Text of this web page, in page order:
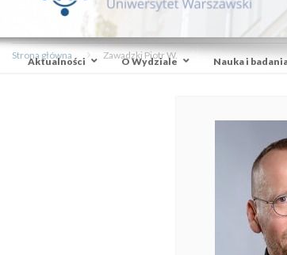
Aktualności O Wydziale Nauka i
Strona główna Zawadzki Piotr W.